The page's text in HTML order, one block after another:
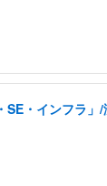
・インフラ